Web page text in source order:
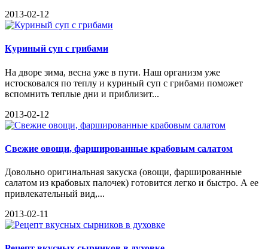
2013-02-12
Куриный суп с грибами
На дворе зима, весна уже в пути. Наш организм уже
истосковался по теплу и куриный суп с грибами поможет
вспомнить теплые дни и приблизит...
2013-02-12
Свежие овощи, фаршированные крабовым салатом
Довольно оригинальная закуска (овощи, фаршированные
салатом из крабовых палочек) готовится легко и быстро. А ее
привлекательный вид,...
2013-02-11